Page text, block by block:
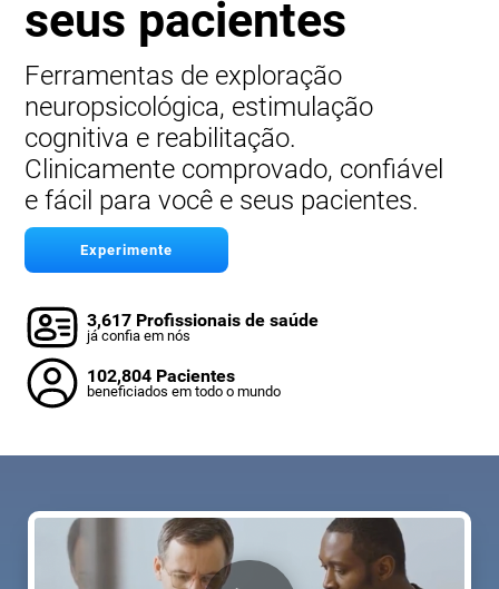
seus pacientes
Ferramentas de exploração
neuropsicológica, estimulação
cognitiva e reabilitação.
Clinicamente comprovado, confiável
e fácil para você e seus pacientes.
Experimente
3,617 Profissionais de saúde
já confia em nós
102,804 Pacientes
beneficiados em todo o mundo